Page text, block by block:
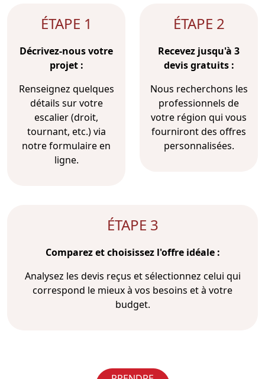
ÉTAPE 1
Décrivez-nous votre
projet :
Renseignez quelques
détails sur votre
escalier (droit,
tournant, etc.) via
notre formulaire en
ligne.
ÉTAPE 2
Recevez jusqu'à 3
devis gratuits :
Nous recherchons les
professionnels de
votre région qui vous
fourniront des offres
personnalisées.
ÉTAPE 3
Comparez et choisissez l'offre idéale :
Analysez les devis reçus et sélectionnez celui qui
correspond le mieux à vos besoins et à votre
budget.